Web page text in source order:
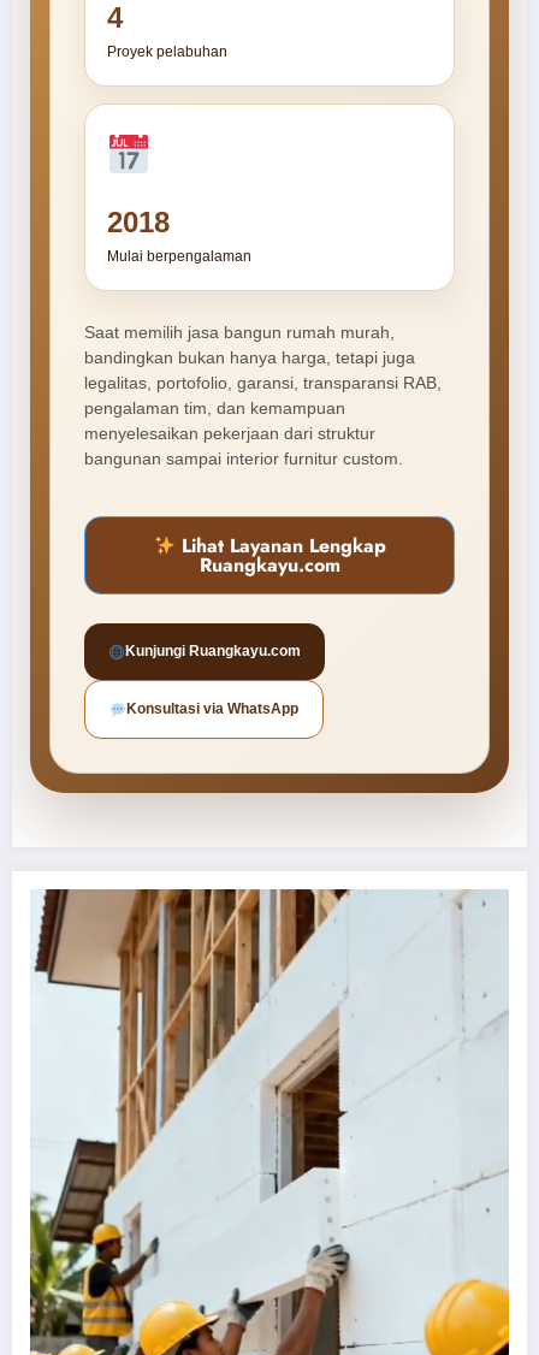
4
Proyek pelabuhan
2018
Mulai berpengalaman
Saat memilih jasa bangun rumah murah,
bandingkan bukan hanya harga, tetapi juga
legalitas, portofolio, garansi, transparansi RAB,
pengalaman tim, dan kemampuan
menyelesaikan pekerjaan dari struktur
bangunan sampai interior furnitur custom.
Lihat Layanan Lengkap
Ruangkayu.com
Bangun Rumah Baru
Renovasi Rumah
Desain Interior
Kitchen Set
Interior Kantor
Desain Café & Toko
Bantuan Perizinan
Kunjungi Ruangkayu.com
Konsultasi via WhatsApp